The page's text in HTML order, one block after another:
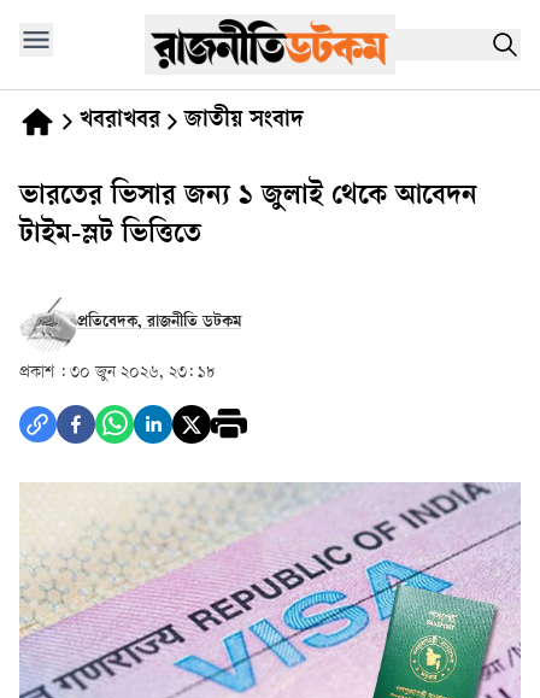
খবরাখবর জাতীয় সংবাদ
ভারতের ভিসার জন্য ১ জুলাই থেকে আবেদন
টাইম-স্লট ভিত্তিতে
প্রতিবেদক, রাজনীতি ডটকম
প্রকাশ : ৩০ জুন ২০২৬, ২৩: ১৮